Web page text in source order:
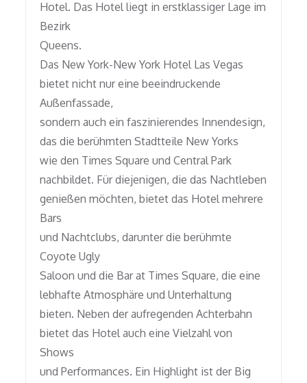
Hotel. Das Hotel liegt in erstklassiger Lage im
Bezirk
Queens.
Das New York-New York Hotel Las Vegas
bietet nicht nur eine beeindruckende
Außenfassade,
sondern auch ein faszinierendes Innendesign,
das die berühmten Stadtteile New Yorks
wie den Times Square und Central Park
nachbildet. Für diejenigen, die das Nachtleben
genießen möchten, bietet das Hotel mehrere
Bars
und Nachtclubs, darunter die berühmte
Coyote Ugly
Saloon und die Bar at Times Square, die eine
lebhafte Atmosphäre und Unterhaltung
bieten. Neben der aufregenden Achterbahn
bietet das Hotel auch eine Vielzahl von
Shows
und Performances. Ein Highlight ist der Big